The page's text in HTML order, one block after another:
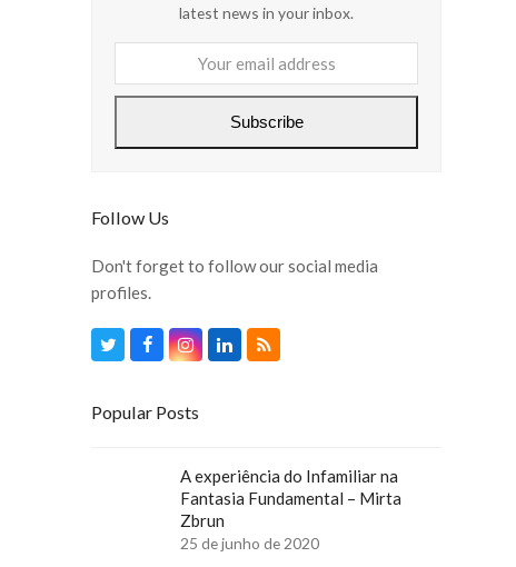
latest news in your inbox.
email
Subscribe
Follow Us
Don't forget to follow our social media
profiles.
TwitterFacebookInstagram
LinkedIn
RSS
Popular Posts
A experiência do Infamiliar na
Fantasia Fundamental – Mirta
Zbrun
25 de junho de 2020